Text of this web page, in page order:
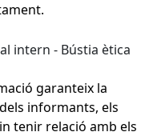
intern - Bústia ètica
garanteix la
informants, els
tenir relació amb els